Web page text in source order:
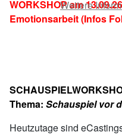
WORKSHOP am
Emotionsarbeit (Infos
Thema: Schauspiel vor
Heutzutage sind
Weitere